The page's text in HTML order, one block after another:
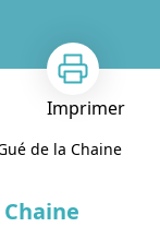
Imprimer
de la Chaine